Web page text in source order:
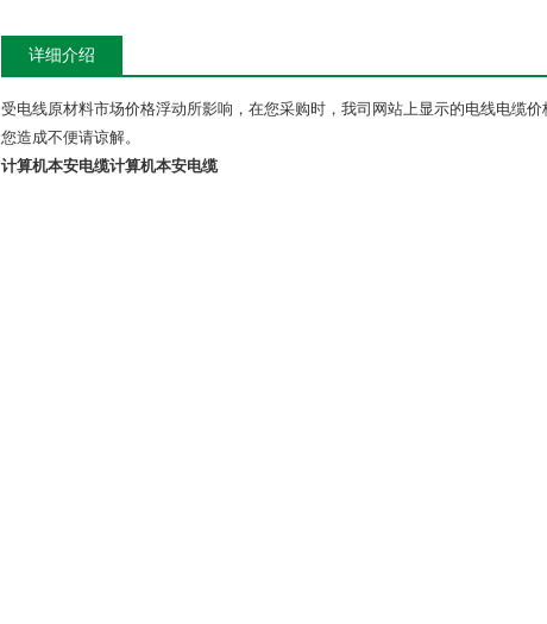
详细介绍
受电线原材料市场价格浮动所影响，在您采购时，我司网站上显示的电线电缆
您造成不便请谅解。
计算机本安电缆计算机本安电缆